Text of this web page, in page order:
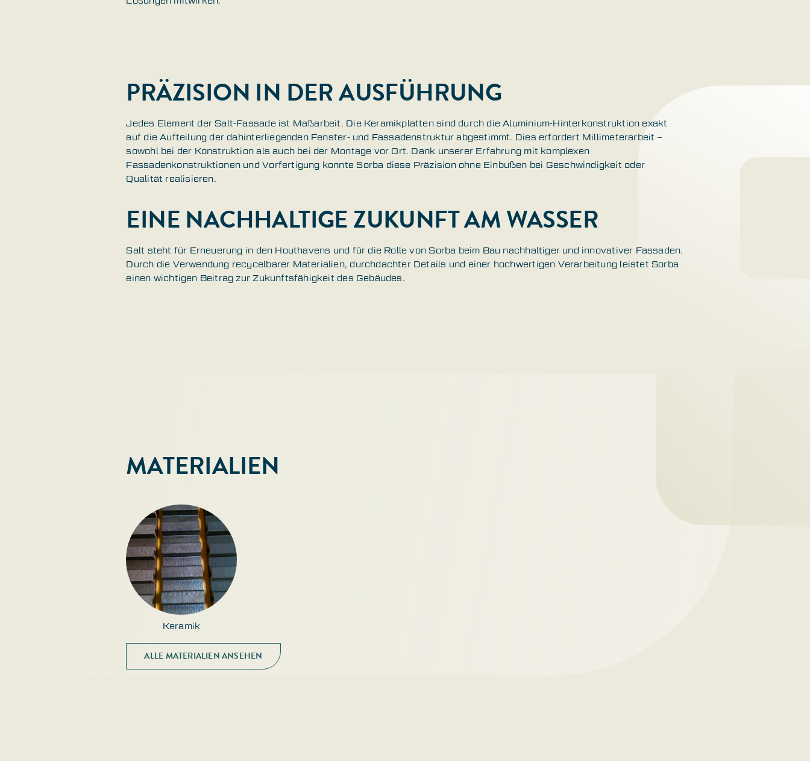
PRÄZISION IN DER AUSFÜHRUNG
Jedes Element der Salt-Fassade ist Maßarbeit. Die Keramikplatten sind durch die Aluminium-Hinterkonstruktion exakt
auf die Aufteilung der dahinterliegenden Fenster- und Fassadenstruktur abgestimmt. Dies erfordert Millimeterarbeit –
sowohl bei der Konstruktion als auch bei der Montage vor Ort. Dank unserer Erfahrung mit komplexen
Fassadenkonstruktionen und Vorfertigung konnte Sorba diese Präzision ohne Einbußen bei Geschwindigkeit oder
Qualität realisieren.
EINE NACHHALTIGE ZUKUNFT AM WASSER
Salt steht für Erneuerung in den Houthavens und für die Rolle von Sorba beim Bau nachhaltiger und innovativer Fassaden.
Durch die Verwendung recycelbarer Materialien, durchdachter Details und einer hochwertigen Verarbeitung leistet Sorba
einen wichtigen Beitrag zur Zukunftsfähigkeit des Gebäudes.
MATERIALIEN
Keramik
ALLE MATERIALIEN ANSEHEN